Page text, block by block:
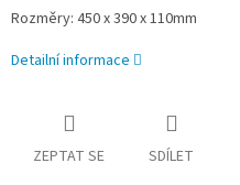
Rozměry: 450 x 390 x 110mm
Detailní informace
ZEPTAT SE SDÍLET